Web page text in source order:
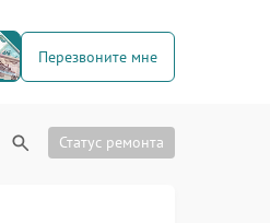
Перезвоните мне
Статус ремонта